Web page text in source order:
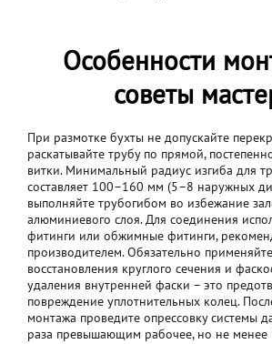
Особенности
советы
При размотке бухты не допускайте
раскатывайте трубу по прямой,
витки. Минимальный радиус изгиба для
составляет 100–160 мм (5–8 наружных
выполняйте трубогибом во избежание
алюминиевого слоя. Для соединения
фитинги или обжимные фитинги,
производителем. Обязательно
восстановления круглого сечения и
удаления внутренней фаски – это
повреждение уплотнительных колец.
монтажа проведите опрессовку системы
раза превышающим рабочее, но не менее